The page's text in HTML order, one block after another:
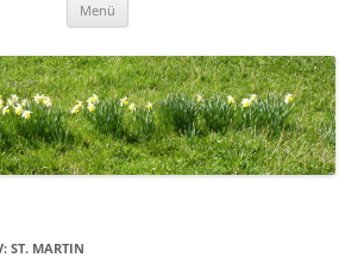
Menü
ST. MARTIN